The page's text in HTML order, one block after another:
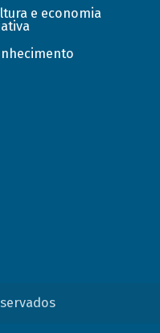
e economia